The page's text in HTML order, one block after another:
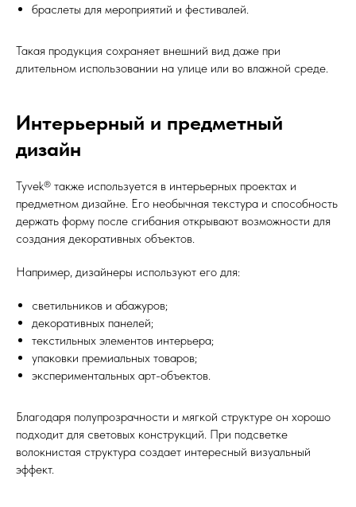
браслеты для мероприятий и фестивалей.
Такая продукция сохраняет внешний вид даже при
длительном использовании на улице или во влажной среде.
Интерьерный и предметный
дизайн
Tyvek® также используется в интерьерных проектах и
предметном дизайне. Его необычная текстура и способность
держать форму после сгибания открывают возможности для
создания декоративных объектов.
Например, дизайнеры используют его для:
светильников и абажуров;
декоративных панелей;
текстильных элементов интерьера;
упаковки премиальных товаров;
экспериментальных арт-объектов.
Благодаря полупрозрачности и мягкой структуре он хорошо
подходит для световых конструкций. При подсветке
волокнистая структура создает интересный визуальный
эффект.